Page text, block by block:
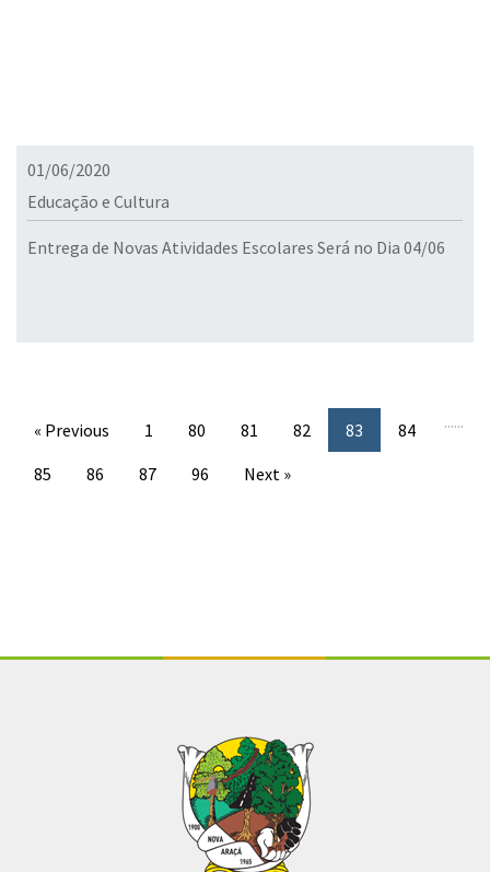
01/06/2020
Educação e Cultura
Entrega de Novas Atividades Escolares Será no Dia 04/06
« Previous 1 ...
80 81 82 83
84
85
86 87
...
96
Next »